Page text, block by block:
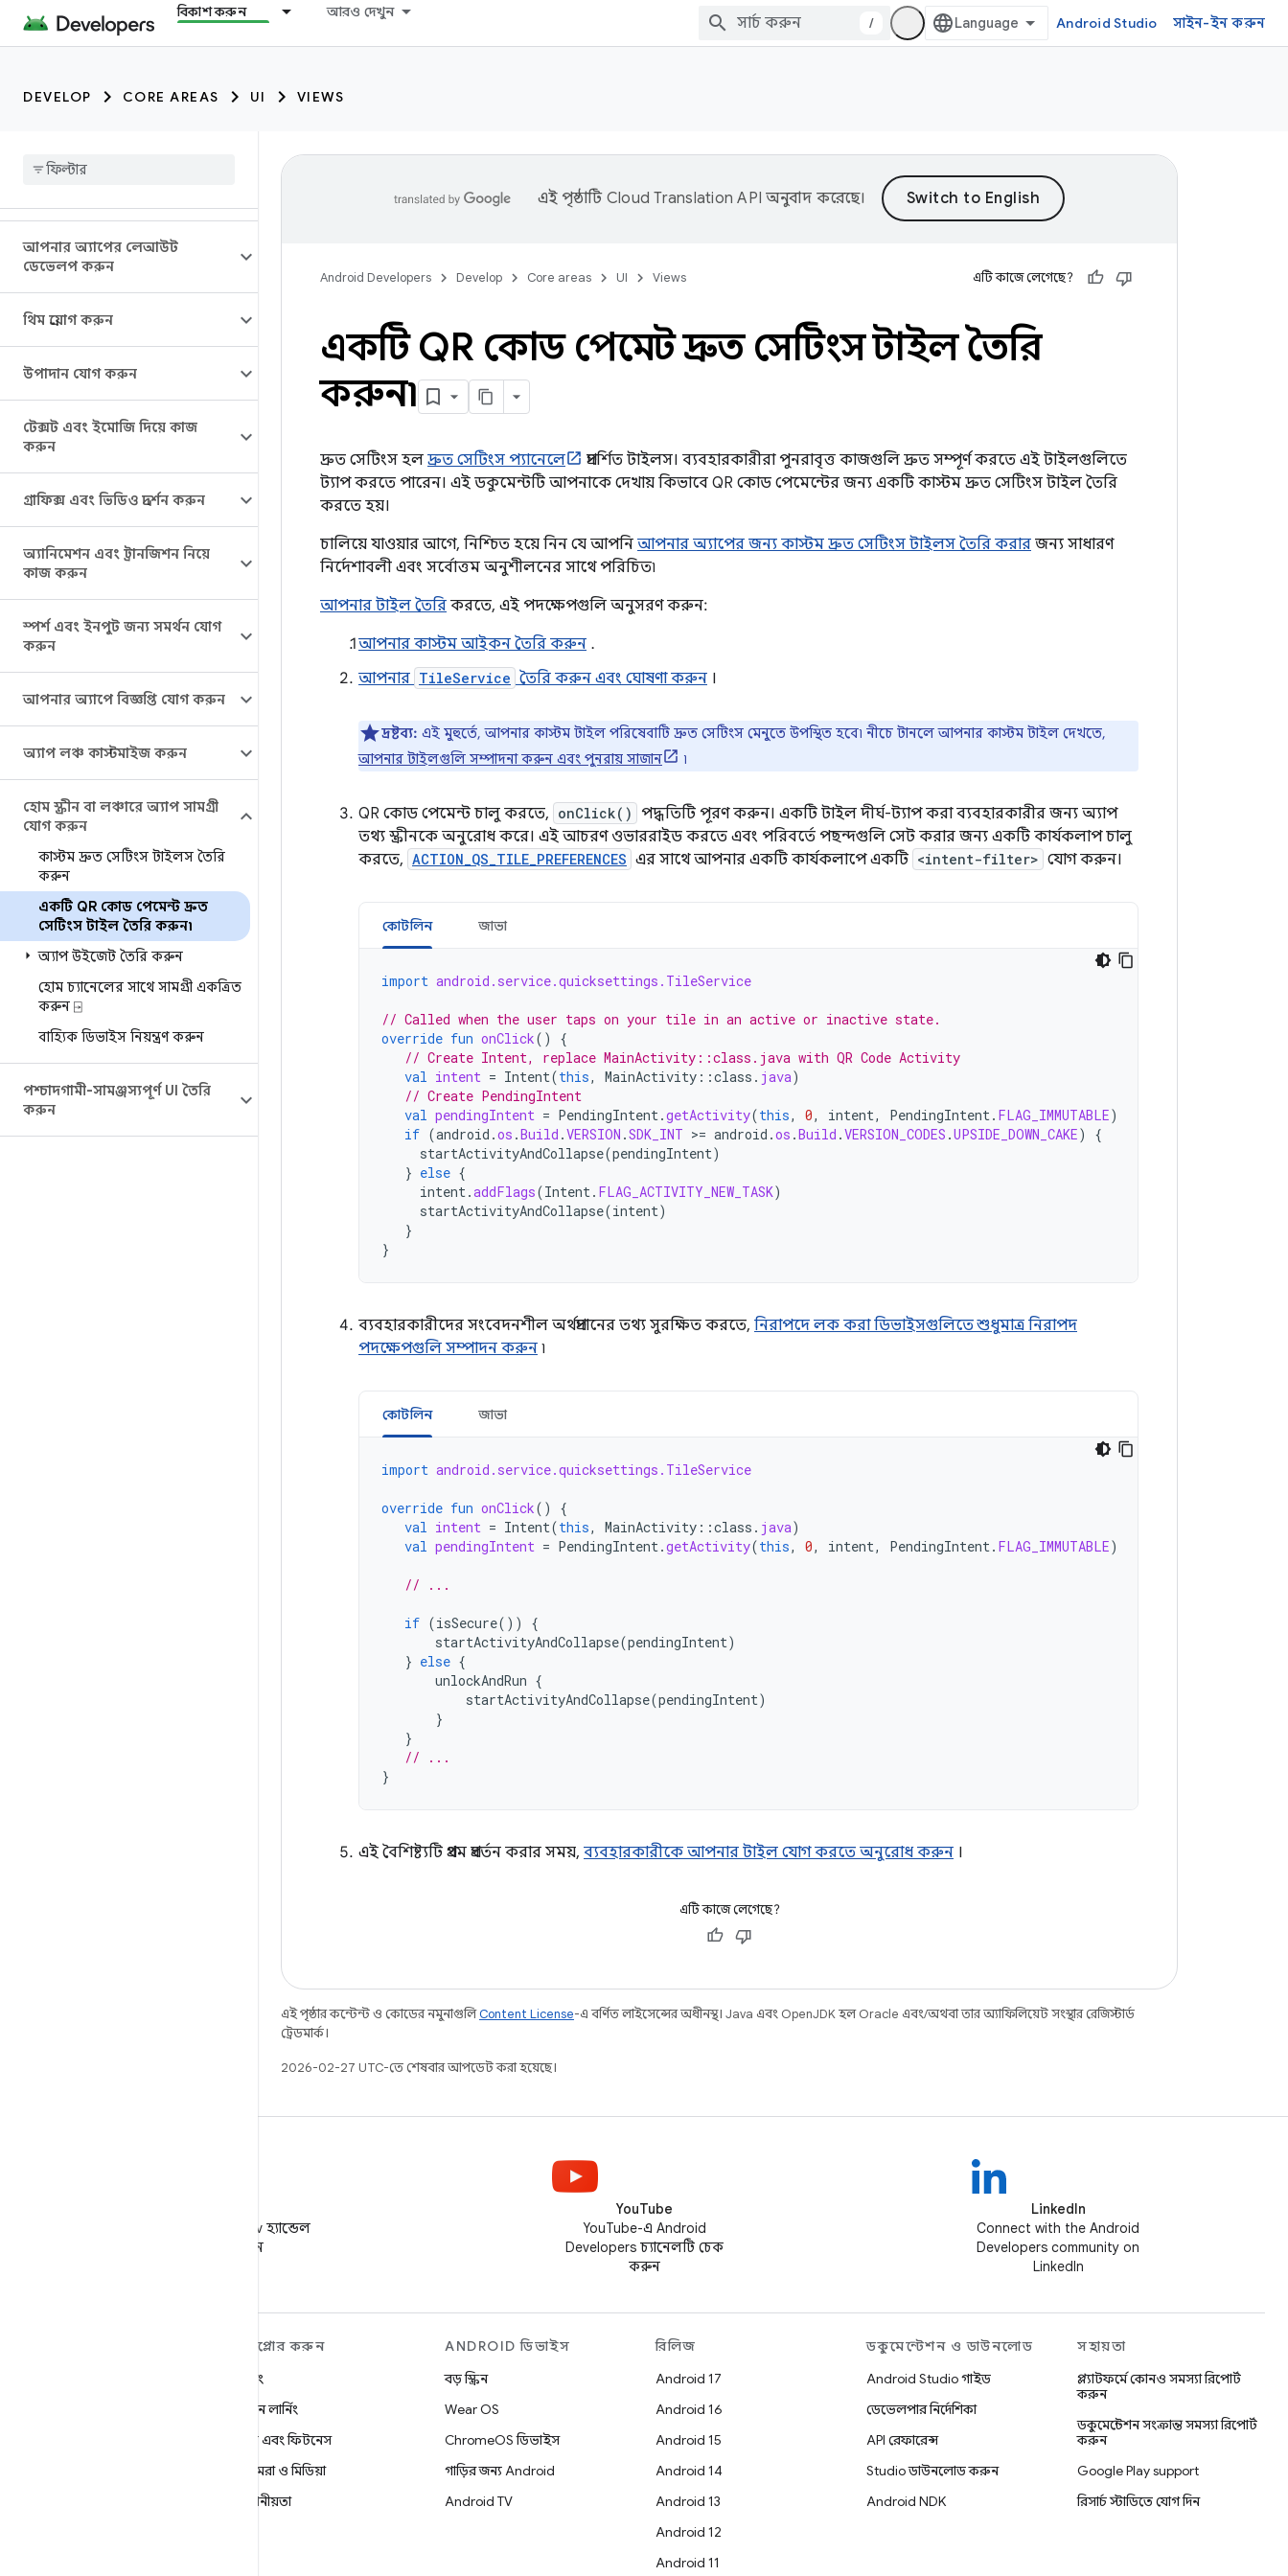
বিকাশ করুন আরও দেখুন
/ Android Studio সাইন-ইন করুন
DEVELOP CORE AREAS UI VIEWS
আপনার অ্যাপের লেআউট
ডেভেলপ করুন
থিম প্রয়োগ করুন
উপাদান যোগ করুন
টেক্সট এবং ইমোজি দিয়ে কাজ
করুন
গ্রাফিক্স এবং ভিডিও প্রদর্শন করুন
অ্যানিমেশন এবং ট্রানজিশন নিয়ে
কাজ করুন
স্পর্শ এবং ইনপুট জন্য সমর্থন যোগ
করুন
আপনার অ্যাপে বিজ্ঞপ্তি যোগ করুন
অ্যাপ লঞ্চ কাস্টমাইজ করুন
হোম স্ক্রীন বা লঞ্চারে অ্যাপ সামগ্রী
যোগ করুন
কাস্টম দ্রুত সেটিংস টাইলস তৈরি
করুন
একটি QR কোড পেমেন্ট দ্রুত
সেটিংস টাইল তৈরি করুন৷
অ্যাপ উইজেট তৈরি করুন
হোম চ্যানেলের সাথে সামগ্রী একত্রিত
করুন ⍈
বাহ্যিক ডিভাইস নিয়ন্ত্রণ করুন
পশ্চাদগামী-সামঞ্জস্যপূর্ণ UI তৈরি
করুন
এই পৃষ্ঠাটি Cloud Translation API অনুবাদ করেছে।
Android Developers Develop Core areas UI Views এটি কাজে লেগেছে?
একটি QR কোড পেমেন্ট দ্রুত সেটিংস টাইল তৈরি
করুন৷
দ্রুত সেটিংস হল দ্রুত সেটিংস প্যানেলে
প্রদর্শিত টাইলস। ব্যবহারকারীরা পুনরাবৃত্ত কাজগুলি দ্রুত সম্পূর্ণ করতে এই টাইলগুলিতে
ট্যাপ করতে পারেন। এই ডকুমেন্টটি আপনাকে দেখায় কিভাবে QR কোড পেমেন্টের জন্য একটি কাস্টম দ্রুত সেটিংস টাইল তৈরি
করতে হয়।
চালিয়ে যাওয়ার আগে, নিশ্চিত হয়ে নিন যে আপনি আপনার অ্যাপের জন্য কাস্টম দ্রুত সেটিংস টাইলস তৈরি করার জন্য সাধারণ
নির্দেশাবলী এবং সর্বোত্তম অনুশীলনের সাথে পরিচিত৷
আপনার টাইল তৈরি করতে, এই পদক্ষেপগুলি অনুসরণ করুন:
আপনার কাস্টম আইকন তৈরি করুন .
আপনার TileService তৈরি করুন এবং ঘোষণা করুন ।
দ্রষ্টব্য: এই মুহুর্তে, আপনার কাস্টম টাইল পরিষেবাটি দ্রুত সেটিংস মেনুতে উপস্থিত হবে৷ নীচে টানলে আপনার কাস্টম টাইল দেখতে,
আপনার টাইলগুলি সম্পাদনা করুন এবং পুনরায় সাজান
৷
QR কোড পেমেন্ট চালু করতে, onClick() পদ্ধতিটি পূরণ করুন। একটি টাইল দীর্ঘ-ট্যাপ করা ব্যবহারকারীর জন্য অ্যাপ
তথ্য স্ক্রীনকে অনুরোধ করে। এই আচরণ ওভাররাইড করতে এবং পরিবর্তে পছন্দগুলি সেট করার জন্য একটি কার্যকলাপ চালু
করতে, ACTION_QS_TILE_PREFERENCES এর সাথে আপনার একটি কার্যকলাপে একটি <intent-filter> যোগ করুন।
কোটলিন জাভা
import android.service.quicksettings.TileService
// Called when the user taps on your tile in an active or inactive state.
override fun onClick()
{
// Create Intent, replace MainActivity::class.java with QR Code Activity
val intent = Intent(this, MainActivity ::class . java)
// Create PendingIntent
val pendingIntent = PendingIntent.getActivity(this, 0, intent, PendingIntent. FLAG_IMMUTABLE)
if (android .os .Build .VERSION .SDK_INT >= android .os .Build .VERSION_CODES .UPSIDE_DOWN_CAKE)
{
startActivityAndCollapse(pendingIntent)
} else {
intent.addFlags(Intent. FLAG_ACTIVITY_NEW_TASK)
startActivityAndCollapse(intent)
}
}
ব্যবহারকারীদের সংবেদনশীল অর্থপ্রদানের তথ্য সুরক্ষিত করতে, নিরাপদে লক করা ডিভাইসগুলিতে শুধুমাত্র নিরাপদ
পদক্ষেপগুলি সম্পাদন করুন ৷
কোটলিন জাভা
import android.service.quicksettings.TileService
override fun onClick()
{
val intent = Intent(this, MainActivity ::class . java)
val pendingIntent = PendingIntent.getActivity(this, 0, intent, PendingIntent. FLAG_IMMUTABLE)
// ...
if (isSecure())
{
startActivityAndCollapse(pendingIntent)
} else {
unlockAndRun {
startActivityAndCollapse(pendingIntent)
}
}
// ...
}
এই বৈশিষ্ট্যটি প্রথম প্রবর্তন করার সময়, ব্যবহারকারীকে আপনার টাইল যোগ করতে অনুরোধ করুন ।
এটি কাজে লেগেছে?
এই পৃষ্ঠার কন্টেন্ট ও কোডের নমুনাগুলিContent License-এ বর্ণিত লাইসেন্সের অধীনস্থ। Java এবং OpenJDK হল Oracle এবং/অথবা তার অ্যাফিলিয়েট সংস্থার রেজিস্টার্ড
ট্রেডমার্ক।
2026-02-27 UTC-তে শেষবার আপডেট করা হয়েছে।
X-এ @AndroidDev হ্যান্ডেল
ফলো করুন
YouTube
YouTube-এ Android
Developers চ্যানেলটি চেক
করুন
LinkedIn
Connect with the Android
Developers community on
LinkedIn
এক্সপ্লোর করুন
গেমিং
মেশিন লার্নিং
স্বাস্থ্য এবং ফিটনেস
ক্যামেরা ও মিডিয়া
গোপনীয়তা
ANDROID ডিভাইস
বড় স্ক্রিন
Wear OS
ChromeOS ডিভাইস
গাড়ির জন্য Android
Android TV
রিলিজ
Android 17
Android 16
Android 15
Android 14
Android 13
Android 12
Android 11
ডকুমেন্টেশন ও ডাউনলোড
Android Studio গাইড
ডেভেলপার নির্দেশিকা
API রেফারেন্স
Studio ডাউনলোড করুন
Android NDK
সহায়তা
প্ল্যাটফর্মে কোনও সমস্যা রিপোর্ট
করুন
ডকুমেন্টেশন সংক্রান্ত সমস্যা রিপোর্ট
করুন
Google Play support
রিসার্চ স্টাডিতে যোগ দিন